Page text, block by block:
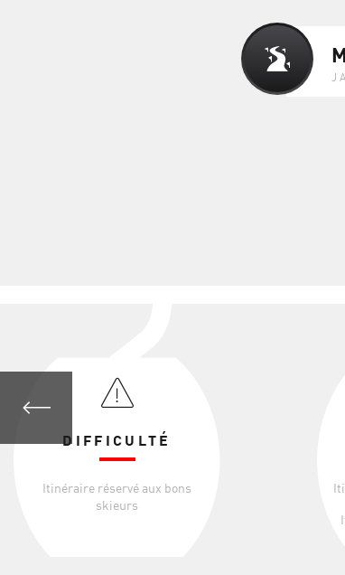
DIFFICULTÉ
Itinéraire réservé aux bons
skieurs